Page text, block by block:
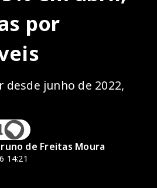
por
desde junho de 2022,
de Freitas Moura
14:21